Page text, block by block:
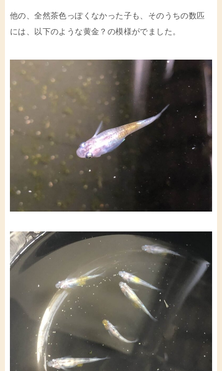
他の、全然茶色っぽくなかった子も、そのうちの数匹
には、以下のような黄金？の模様がでました。